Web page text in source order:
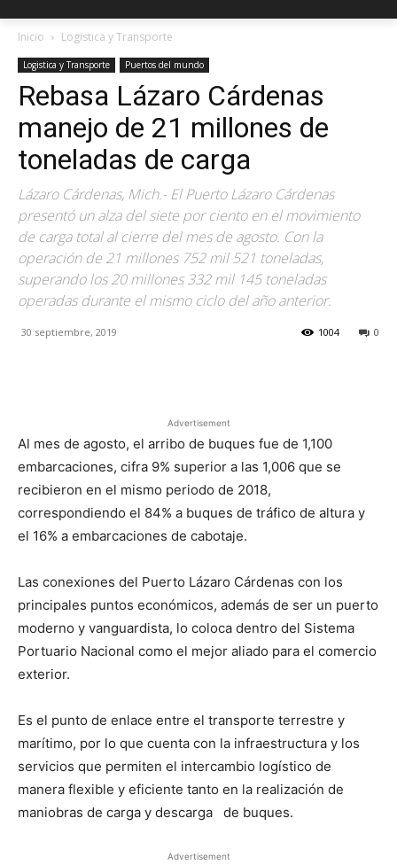
Inicio Logistica y Transporte
Logistica y Transporte Puertos del mundo
Rebasa Lázaro Cárdenas
manejo de 21 millones de
toneladas de carga
Lázaro Cárdenas, Mich.- El Puerto Lázaro Cárdenas
presentó un alza del siete por ciento en el movimiento
de carga total al cierre del mes de agosto. Con la
operación de 21 millones 752 mil 521 toneladas,
superando los 20 millones 332 mil 145 toneladas
operadas durante el mismo ciclo del año anterior.
30 septiembre, 2019 0
1004
Advertisement
Al mes de agosto, el arribo de buques fue de 1,100
embarcaciones, cifra 9% superior a las 1,006 que se
recibieron en el mismo periodo de 2018,
correspondiendo el 84% a buques de tráfico de altura y
el 16% a embarcaciones de cabotaje.
Las conexiones del Puerto Lázaro Cárdenas con los
principales puntos económicos, además de ser un puerto
moderno y vanguardista, lo coloca dentro del Sistema
Portuario Nacional como el mejor aliado para el comercio
exterior.
Es el punto de enlace entre el transporte terrestre y
marítimo, por lo que cuenta con la infraestructura y los
servicios que permiten el intercambio logístico de
manera flexible y eficiente tanto en la realización de
maniobras de carga y descarga de buques.
Advertisement